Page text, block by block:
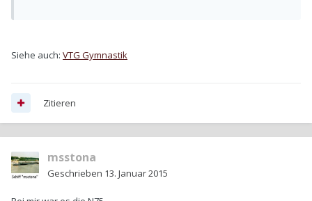
Siehe auch: VTG Gymnastik
Zitieren
msstona
Geschrieben 13. Januar 2015